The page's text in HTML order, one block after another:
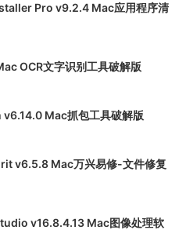
Pro v9.2.4 Mac应用程序清
OCR文字识别工具破解版
Mac抓包工具破解版
v6.5.8 Mac万兴易修-文件修复
v16.8.4.13 Mac图像处理软